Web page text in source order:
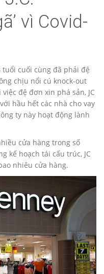
vì Covid-
tuổi cuối cùng đã phải đệ
chịu nổi cú knock-out
đệ đơn xin phá sản, JC
hầu hết các nhà cho vay
ty này hoạt động lành
cửa hàng trong số
kế hoạch tái cấu trúc, JC
nhiêu cửa hàng.